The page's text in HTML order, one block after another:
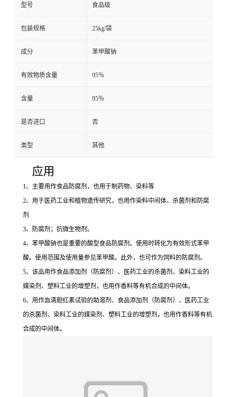
型号 食品级
包装规格 25kg/袋
成分 苯甲酸钠
有效物质含量 95％
含量 95％
是否进口 否
类型 其他
应用
1、主要用作食品防腐剂，也用于制药物、染料等
2、用于医药工业和植物遗传研究，也用作染料中间体、杀菌剂和防腐
剂
3、防腐剂；抗微生物剂。
4、苯甲酸钠也是重要的酸型食品防腐剂。使用时转化为有效形式苯甲
酸。使用范围及使用量参见苯甲酸。此外，也可作为饲料的防腐剂。
5、该品用作食品添加剂（防腐剂）、医药工业的杀菌剂、染料工业的
媒染剂、塑料工业的增塑剂，也用作香料等有机合成的中间体。
6、用作血清胆红素试验的助溶剂、食品添加剂（防腐剂）、医药工业
的杀菌剂、染料工业的媒染剂、塑料工业的增塑剂，也用作香料等有机
合成的中间体。